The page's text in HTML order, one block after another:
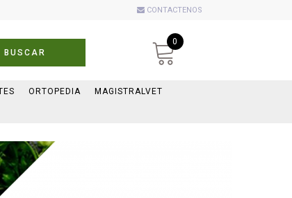
CONTACTENOS
BUSCAR
0
ORTOPEDIA MAGISTRALVET